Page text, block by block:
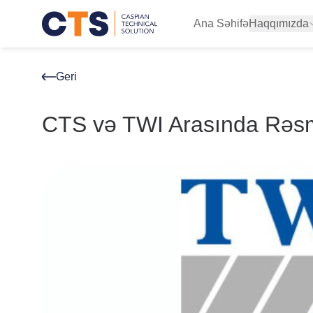
Ana SəhifəHaqqımızda
Missiyamız
Geri
CTS və TWI Arasında